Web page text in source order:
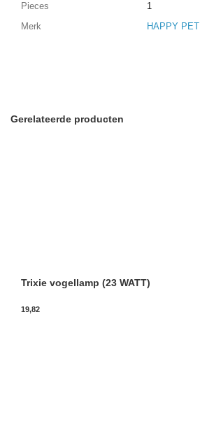
Pieces
1
Merk
HAPPY PET
Gerelateerde producten
Trixie vogellamp (23 WATT)
19,82